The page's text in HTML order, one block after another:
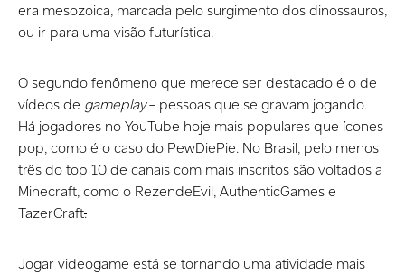
era mesozoica, marcada pelo surgimento dos dinossauros,
ou ir para uma visão futurística.
O segundo fenômeno que merece ser destacado é o de
vídeos de gameplay– pessoas que se gravam jogando.
Há jogadores no YouTube hoje mais populares que ícones
pop, como é o caso do PewDiePie. No Brasil, pelo menos
três do top 10 de canais com mais inscritos são voltados a
Minecraft, como o RezendeEvil, AuthenticGames e
TazerCraft.
Jogar videogame está se tornando uma atividade mais